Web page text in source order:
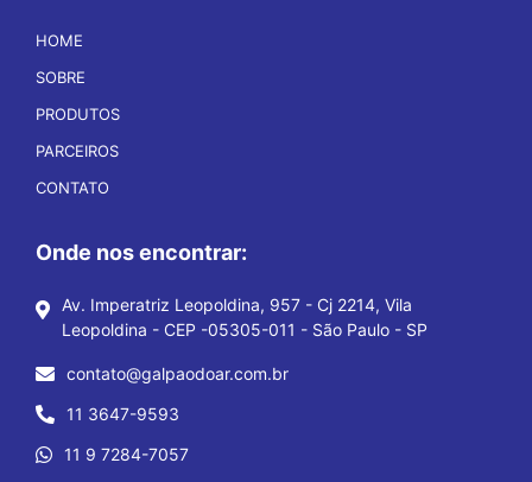
HOME
SOBRE
PRODUTOS
PARCEIROS
CONTATO
Onde nos encontrar:
Av. Imperatriz Leopoldina, 957 - Cj 2214, Vila
Leopoldina - CEP -05305-011 - São Paulo - SP
contato@galpaodoar.com.br
11 3647-9593
11 9 7284-7057